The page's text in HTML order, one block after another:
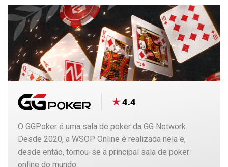
4.4
O GGPoker é uma sala de poker da GG Network.
Desde 2020, a WSOP Online é realizada nela e,
desde então, tornou-se a principal sala de poker
online do mundo.